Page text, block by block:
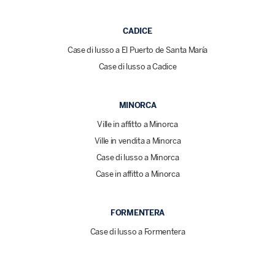
CADICE
Case di lusso a El Puerto de Santa María
Case di lusso a Cadice
MINORCA
Ville in affitto a Minorca
Ville in vendita a Minorca
Case di lusso a Minorca
Case in affitto a Minorca
FORMENTERA
Case di lusso a Formentera